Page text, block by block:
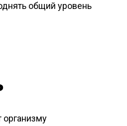
общий уровень
организму